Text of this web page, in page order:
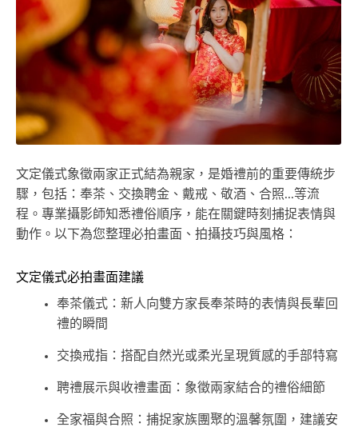
文定儀式象徵兩家正式結為親家，是婚禮前的重要傳統步
驟，包括：奉茶、交換聘金、戴戒、敬酒、合照...等流
程。專業攝影師知悉禮俗順序，能在關鍵時刻捕捉表情與
動作。以下為您整理必拍畫面、拍攝技巧與風格：
文定儀式必拍畫面建議
奉茶儀式：新人向雙方家長奉茶時的表情與長輩回
禮的瞬間
交換戒指：搭配自然光或柔光呈現質感的手部特寫
聘禮展示與收禮畫面：象徵兩家結合的禮俗細節
全家福與合照：捕捉家族團聚的溫馨氛圍，建議安